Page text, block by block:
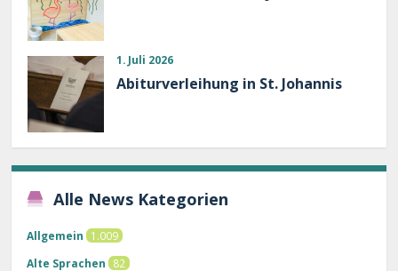
1. Juli 2026
Abiturverleihung in St. Johannis
Alle News Kategorien
Allgemein
1.009
Alte Sprachen
82